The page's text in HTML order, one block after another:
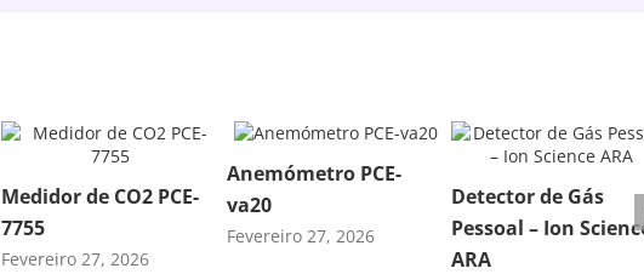
Medidor de CO2 PCE-
7755
Fevereiro 27, 2026
Anemómetro PCE-
va20
Fevereiro 27, 2026
Detector de Gás
Pessoal – Ion
ARA